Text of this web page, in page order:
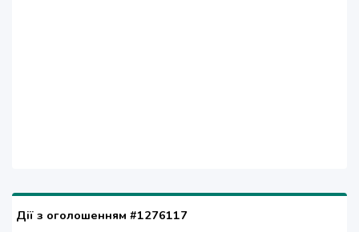
Дії з оголошенням #1276117